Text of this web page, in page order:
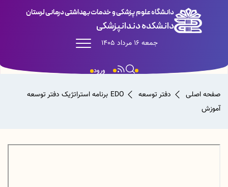
دانشگاه علوم پزشکی و خدمات بهداشتی درمانی لرستان
دانشکده دندانپزشکی
جمعه 16 مرداد 1405
ورود
صفحه اصلی دفتر توسعه EDO
برنامه استراتژیک دفتر توسعه
آموزش